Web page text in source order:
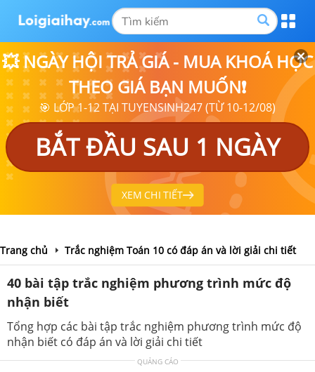
💥 NGÀY HỘI TRẢ GIÁ - MUA KHOÁ HỌC
THEO GIÁ BẠN MUỐN❗
🎯 LỚP 1-12 TẠI TUYENSINH247 (TỪ 10-12/08)
BẮT ĐẦU SAU 1 NGÀY
XEM CHI TIẾT
Trang chủ Trắc nghiệm Toán 10 có đáp án và lời giải chi tiết
40 bài tập trắc nghiệm phương trình mức độ
nhận biết
Tổng hợp các bài tập trắc nghiệm phương trình mức độ
nhận biết có đáp án và lời giải chi tiết
QUẢNG CÁO